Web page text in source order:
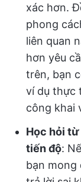
xác hơn.
phong
liên quan
hơn yêu
trên, bạn
ví dụ thực
công khai
Học hỏi
tiến độ:
bạn mong